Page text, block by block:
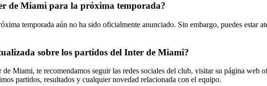
de Miami para la próxima temporada?
temporada aún no ha sido oficialmente anunciado. Sin embargo, puedes estar
sobre los partidos del Inter de Miami?
Miami, te recomendamos seguir las redes sociales del club, visitar su página
partidos, resultados y cualquier novedad relacionada con el equipo.